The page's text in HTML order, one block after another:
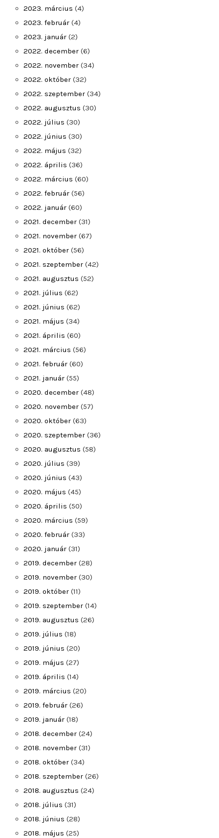
2023. március (4)
2023. február (4)
2023. január (2)
2022. december (6)
2022. november (34)
2022. október (32)
2022. szeptember (34)
2022. augusztus (30)
2022. július (30)
2022. június (30)
2022. május (32)
2022. április (36)
2022. március (60)
2022. február (56)
2022. január (60)
2021. december (31)
2021. november (67)
2021. október (56)
2021. szeptember (42)
2021. augusztus (52)
2021. július (62)
2021. június (62)
2021. május (34)
2021. április (60)
2021. március (56)
2021. február (60)
2021. január (55)
2020. december (48)
2020. november (57)
2020. október (63)
2020. szeptember (36)
2020. augusztus (58)
2020. július (39)
2020. június (43)
2020. május (45)
2020. április (50)
2020. március (59)
2020. február (33)
2020. január (31)
2019. december (28)
2019. november (30)
2019. október (11)
2019. szeptember (14)
2019. augusztus (26)
2019. július (18)
2019. június (20)
2019. május (27)
2019. április (14)
2019. március (20)
2019. február (26)
2019. január (18)
2018. december (24)
2018. november (31)
2018. október (34)
2018. szeptember (26)
2018. augusztus (24)
2018. július (31)
2018. június (28)
2018. május (25)